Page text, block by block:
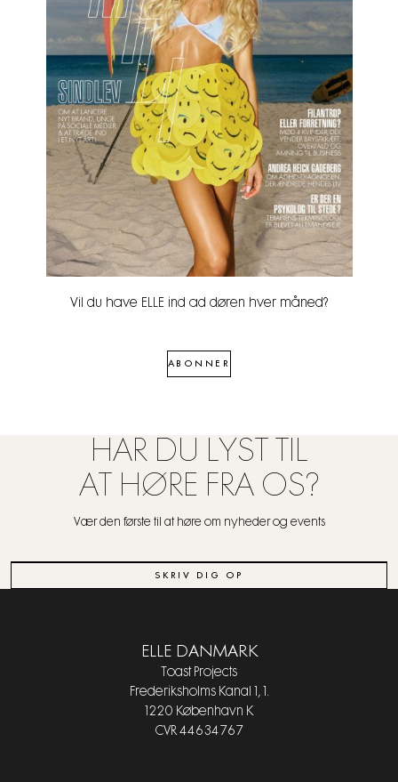
Vil du have ELLE ind ad døren hver måned?
ABONNER
HAR DU LYST TIL
AT HØRE FRA OS?
Vær den første til at høre om nyheder og events
SKRIV DIG OP
ELLE DANMARK
Toast Projects
Frederiksholms Kanal 1, 1.
1220 København K
CVR 44634767